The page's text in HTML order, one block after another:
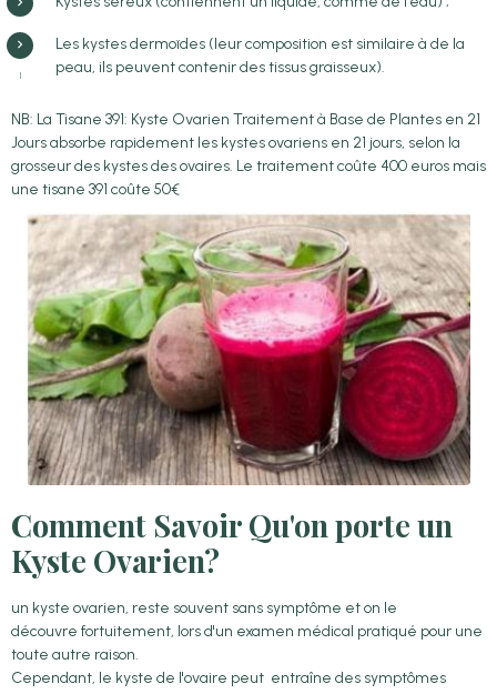
Les kystes dermoïdes (leur composition est similaire à de la
peau, ils peuvent contenir des tissus graisseux).
NB: La Tisane 391: Kyste Ovarien Traitement à Base de Plantes en 21
Jours absorbe rapidement les kystes ovariens en 21 jours, selon la
grosseur des kystes des ovaires. Le traitement coûte 400 euros mais
une tisane 391 coûte 50€
Comment Savoir Qu'on porte un
Kyste Ovarien?
un kyste ovarien, reste souvent sans symptôme et on le
découvre fortuitement, lors d'un examen médical pratiqué pour une
toute autre raison.
Cependant, le kyste de l'ovaire peut entraîne des symptômes